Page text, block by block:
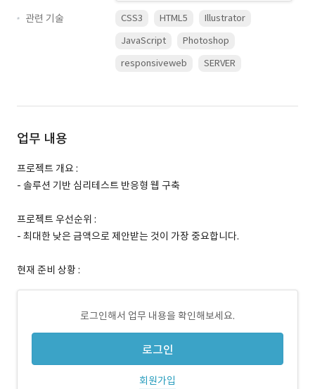
관련 기술
CSS3 HTML5
Illustrator
JavaScript
Photoshop
responsiveweb
SERVER
업무 내용
프로젝트 개요 :
- 솔루션 기반 심리테스트 반응형 웹 구축
프로젝트 우선순위 :
- 최대한 낮은 금액으로 제안받는 것이 가장 중요합니다.
현재 준비 상황 :
로그인해서 업무 내용을 확인해보세요.
로그인
회원가입